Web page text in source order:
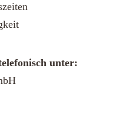
unter: